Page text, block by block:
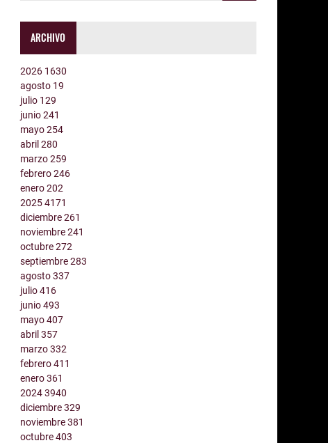
ARCHIVO
2026 1630
agosto 19
julio 129
junio241
mayo254
abril280
marzo259
febrero246
enero202
20254171
diciembre261
noviembre241
octubre272
septiembre283
agosto337
julio416
junio493
mayo407
abril357
marzo332
febrero411
enero361
20243940
diciembre329
noviembre381
octubre403